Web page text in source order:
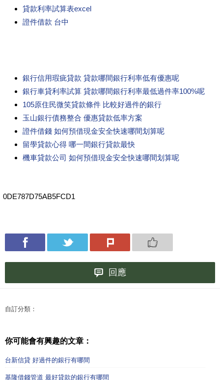
貸款利率試算表excel
證件借款 台中
銀行信用瑕疵貸款 貸款哪間銀行利率低有優惠呢
銀行車貸利率試算 貸款哪間銀行利率最低過件率100%呢
105原住民微笑貸款條件 比較好過件的銀行
玉山銀行債務整合 優惠貸款低率方案
證件借錢 如何預借現金安全快速哪間划算呢
留學貸款心得 哪一間銀行貸款最快
機車貸款公司 如何預借現金安全快速哪間划算呢
0DE787D75AB5FCD1
回應
自訂分類：
你可能會有興趣的文章：
台新信貸 好過件的銀行有哪間
基隆借錢管道 最好貸款的銀行有哪間